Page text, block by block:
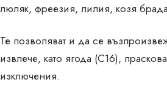
люляк, фреезия, лилия, козя
Те позволяват и да се
извлече, като ягода (C16),
изключения.